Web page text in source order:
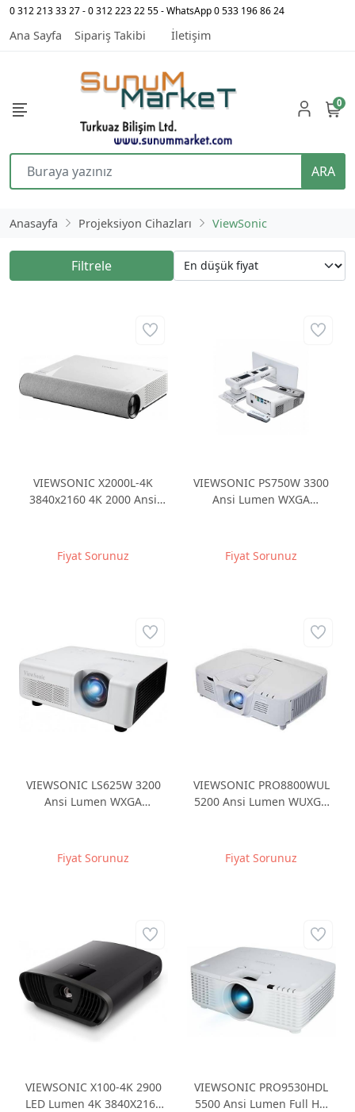
0 312 213 33 27 - 0 312 223 22 55 - WhatsApp 0 533 196 86 24
Ana Sayfa Sipariş Takibi İletişim
ARA
0
Anasayfa Projeksiyon Cihazları ViewSonic
Filtrele
VIEWSONIC X2000L-4K
3840x2160 4K 2000 Ansi
Projeksiyonu
Fiyat Sorunuz
VIEWSONIC PS750W 3300
Ansi Lumen WXGA
Projeksiyon
Fiyat Sorunuz
VIEWSONIC LS625W 3200
Ansi Lumen WXGA
Kontrast 3D PROJEKSİYON
Fiyat Sorunuz
VIEWSONIC PRO8800WUL
5200 Ansi Lumen WUXGA
Fiyat Sorunuz
VIEWSONIC X100-4K 2900
LED Lumen 4K 3840X2160
VIEWSONIC PRO9530HDL
5500 Ansi Lumen Full HD